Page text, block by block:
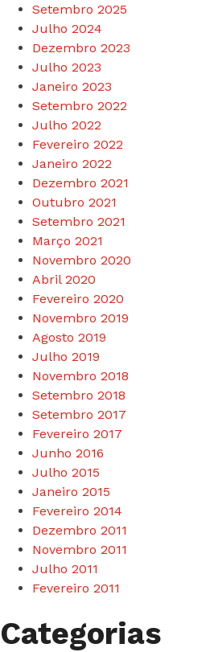
Setembro 2025
Julho 2024
Dezembro 2023
Julho 2023
Janeiro 2023
Setembro 2022
Julho 2022
Fevereiro 2022
Janeiro 2022
Dezembro 2021
Outubro 2021
Setembro 2021
Março 2021
Novembro 2020
Abril 2020
Fevereiro 2020
Novembro 2019
Agosto 2019
Julho 2019
Novembro 2018
Setembro 2018
Setembro 2017
Fevereiro 2017
Junho 2016
Julho 2015
Janeiro 2015
Fevereiro 2014
Dezembro 2011
Novembro 2011
Julho 2011
Fevereiro 2011
Categorias